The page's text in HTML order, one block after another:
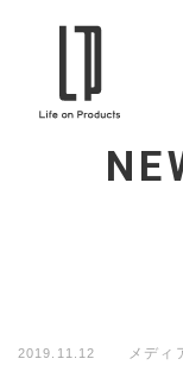
2019.11.12 メディ